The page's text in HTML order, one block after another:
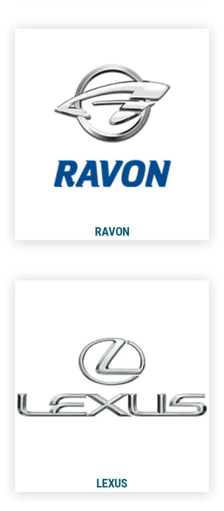
RAVON
LEXUS